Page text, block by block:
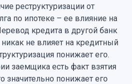
реструктуризации от
по ипотеке – ее влияние на
кредита в другой банк
не влияет на кредитный
понижает его.
заемщика есть факт взятия
значительно понижает его